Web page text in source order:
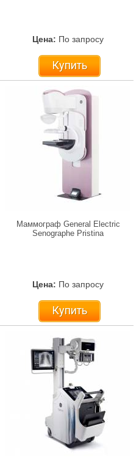
Цена: По запросу
Купить
Маммограф General Electric
Senographe Pristina
Цена: По запросу
Купить